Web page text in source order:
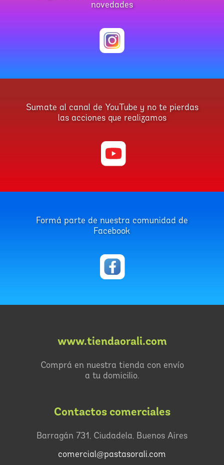
novedades
Sumate al canal de YouTube y no te pierdas
las acciones que realizamos
Formá parte de nuestra comunidad de
Facebook
www.tiendaorali.com
Comprá en nuestra tienda con envío
a tu domicilio.
Contactos comerciales
Barragán 731, Ciudadela, Buenos Aires
comercial@pastasorali.com